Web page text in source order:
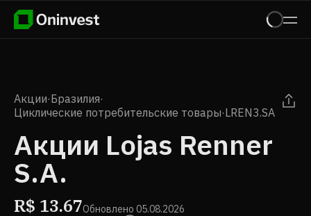
Акции·Бразилия·
Циклические потребительские товары·LREN3.SA
Акции Lojas Renner
S.A.
R$ 13.67Обновлено 05.08.2026